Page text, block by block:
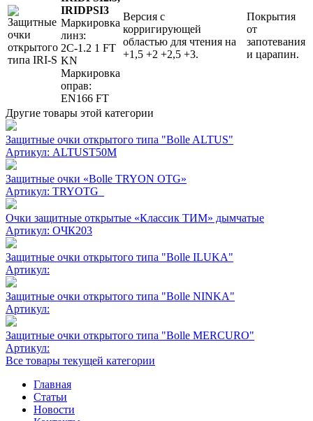
IRIDPSI3
Маркировка
линз:
2C-1.2 1 FT
KN
Маркировка
оправ:
EN166 FT
Версия с
корригирующей
областью для чтения на
+1,5 +2 +2,5 +3.
Покрытия
от
запотевания
и царапин.
Другие товары этой категории
Защитные очки открытого типа "Bolle ALTUS"
Артикул: ALTUST50M
Защитные очки «Bolle TRYON OTG»
Артикул: TRYOTG_
Очки защитные открытые «Классик ТИМ» дымчатые
Артикул: ОЧК203
Защитные очки открытого типа "Bolle ILUKA"
Артикул:
Защитные очки открытого типа "Bolle NINKA"
Артикул:
Защитные очки открытого типа "Bolle MERCURO"
Артикул:
Все товары текущей категории
Главная
Статьи
Новости